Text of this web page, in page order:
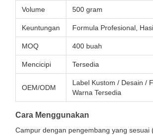
Volume 500 gram
Keuntungan Formula Profesional,
MOQ 400 buah
Mencicipi Tersedia
OEM/ODM
Label Kustom / Desain /
Warna Tersedia
Cara Menggunakan
Campur dengan pengembang yang sesuai